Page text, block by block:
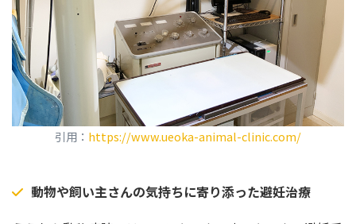
引用： https://www.ueoka-animal-clinic.com/
動物や飼い主さんの気持ちに寄り添った避妊治療